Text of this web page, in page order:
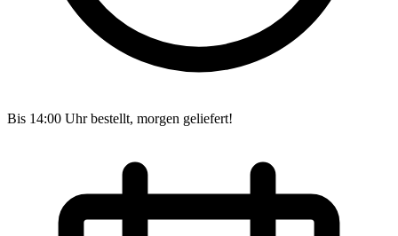
Bis 14:00 Uhr bestellt, morgen geliefert!